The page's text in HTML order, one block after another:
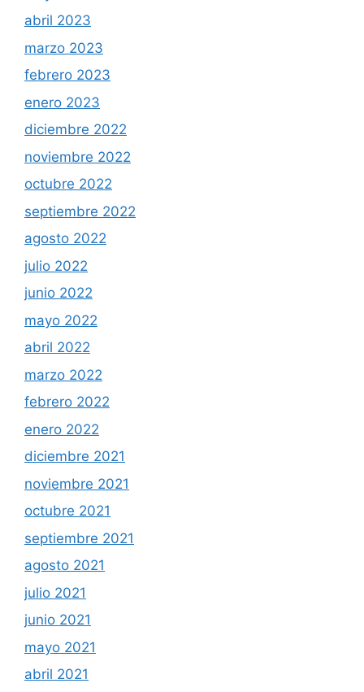
abril 2023
marzo 2023
febrero 2023
enero 2023
diciembre 2022
noviembre 2022
octubre 2022
septiembre 2022
agosto 2022
julio 2022
junio 2022
mayo 2022
abril 2022
marzo 2022
febrero 2022
enero 2022
diciembre 2021
noviembre 2021
octubre 2021
septiembre 2021
agosto 2021
julio 2021
junio 2021
mayo 2021
abril 2021